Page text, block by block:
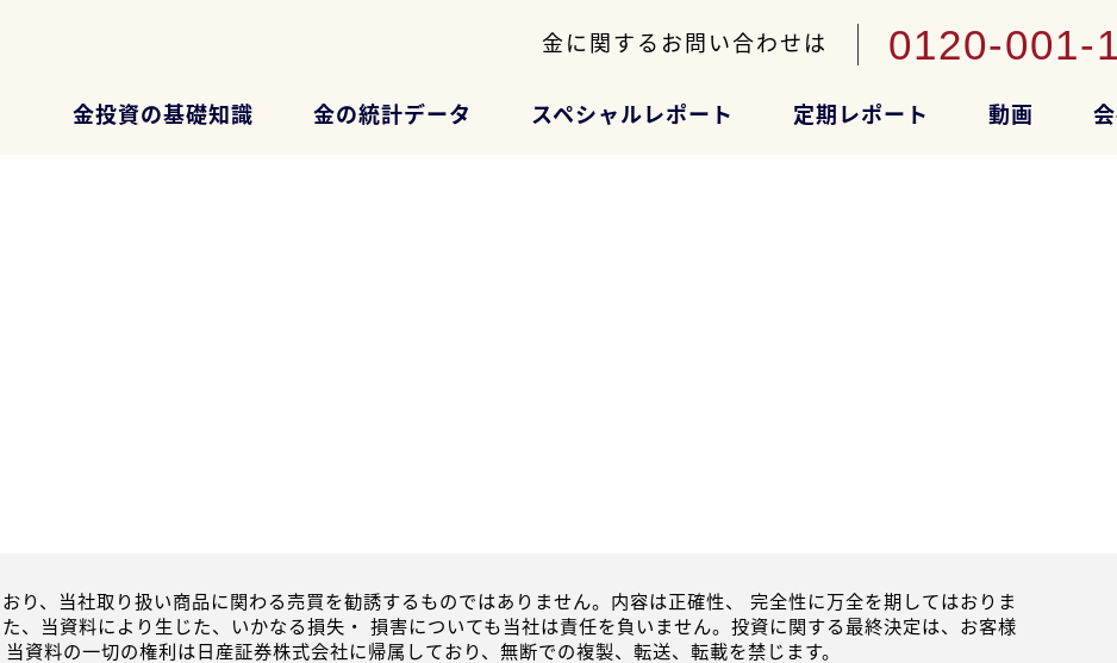
金に関するお問い合わせは 0120-001-
金投資の基礎知識 金の統計データ スペシャルレポート 定期レポート 動画
り、当社取り扱い商品に関わる売買を勧誘するものではありません。内容は正確性、 完全性に万全を期してはおりま
、当資料により生じた、いかなる損失・ 損害についても当社は責任を負いません。投資に関する最終決定は、お客様
資料の一切の権利は日産証券株式会社に帰属しており、無断での複製、転送、転載を禁じます。